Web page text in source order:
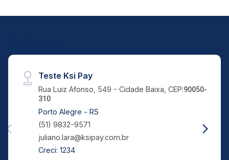
Teste Ksi Pay
Rua Luiz Afonso, 549 - Cidade Baixa, CEP:90050-
310
Porto Alegre - RS
(51) 9832-9571
juliano.lara@ksipay.com.br
Creci: 1234